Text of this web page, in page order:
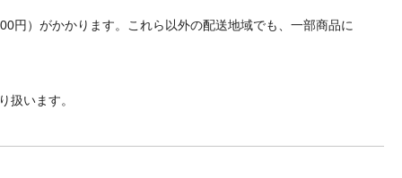
円）がかかります。これら以外の配送地域でも、一部商品に
扱います。